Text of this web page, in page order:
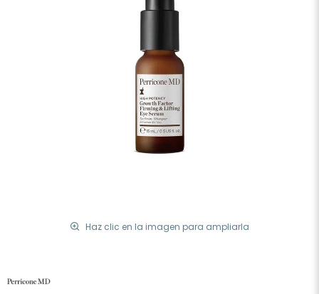
Haz clic en la imagen para ampliarla